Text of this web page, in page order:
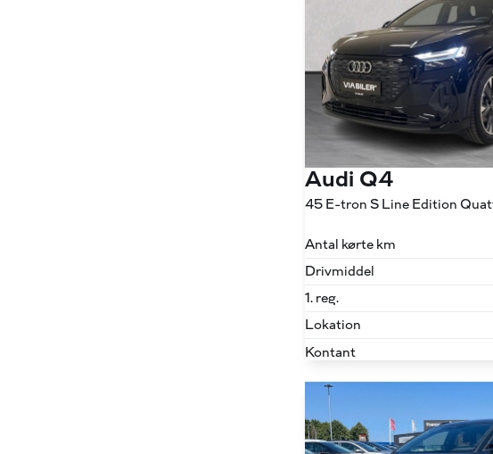
Audi Q4
Antal kørte km
Drivmiddel
1. reg.
Lokation
Kontant